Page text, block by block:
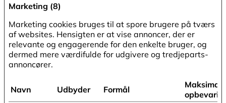
Marketing (8)
Marketing cookies bruges til at spore brugere på tværs
af websites. Hensigten er at vise annoncer, der er
relevante og engagerende for den enkelte bruger, og
dermed mere værdifulde for udgivere og tredjeparts-
annoncører.
Navn Udbyder Formål
Maksimal